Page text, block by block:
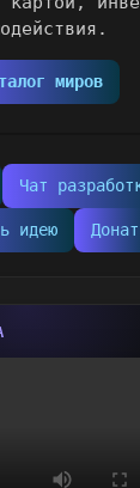
миров
Чат
идею Донат